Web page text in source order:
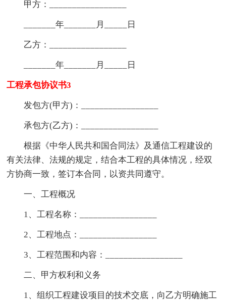
甲方：_________________
_______年_______月_____日
乙方：_________________
_______年_______月_____日
工程承包协议书3
发包方(甲方)：_________________
承包方(乙方)：_________________
根据《中华人民共和国合同法》及通信工程建设的
有关法律、法规的规定，结合本工程的具体情况，经双
方协商一致，签订本合同，以资共同遵守。
一、工程概况
1、工程名称：_________________
2、工程地点：_________________
3、工程范围和内容：_________________
二、甲方权利和义务
1、组织工程建设项目的技术交底，向乙方明确施工